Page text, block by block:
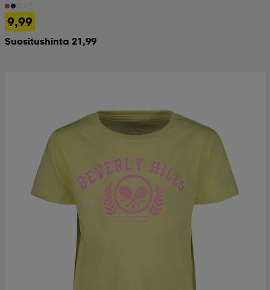
9,99
Suositushinta 21,99